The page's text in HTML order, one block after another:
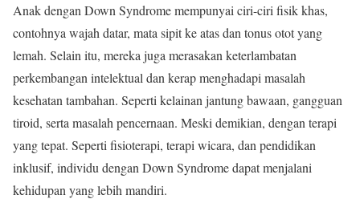
Anak dengan Down Syndrome mempunyai ciri-ciri fisik khas,
contohnya wajah datar, mata sipit ke atas dan tonus otot yang
lemah. Selain itu, mereka juga merasakan keterlambatan
perkembangan intelektual dan kerap menghadapi masalah
kesehatan tambahan. Seperti kelainan jantung bawaan, gangguan
tiroid, serta masalah pencernaan. Meski demikian, dengan terapi
yang tepat. Seperti fisioterapi, terapi wicara, dan pendidikan
inklusif, individu dengan Down Syndrome dapat menjalani
kehidupan yang lebih mandiri.